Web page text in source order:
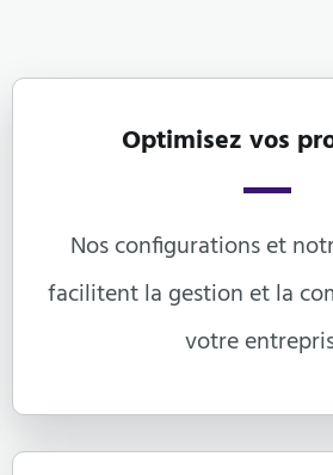
Optimisez vos
Nos configurations et
facilitent la gestion et la
votre